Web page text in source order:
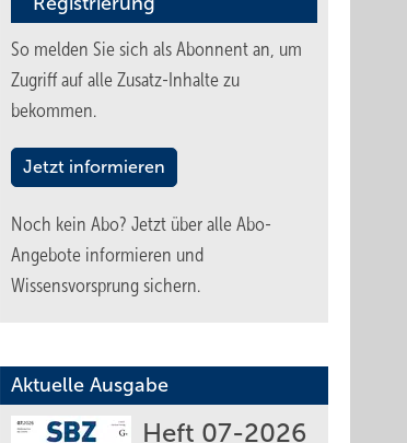
So melden Sie sich als Abonnent an, um
Zugriff auf alle Zusatz-Inhalte zu
bekommen.
Jetzt informieren
Noch kein Abo? Jetzt über alle Abo-
Angebote informieren und
Wissensvorsprung sichern.
Aktuelle Ausgabe
Heft 07-2026